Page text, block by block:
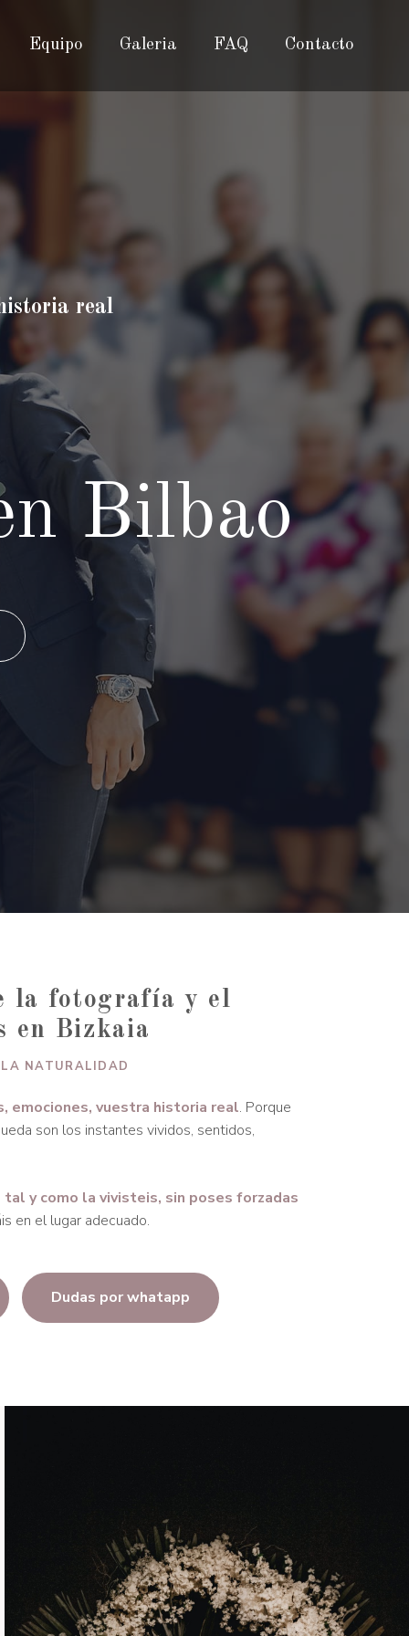
Equipo Galeria FAQ Contacto
real
Bilbao
la fotografía y el
en Bizkaia
NATURALIDAD
emociones, vuestra historia real. Porque
son los instantes vividos, sentidos,
tal y como la vivisteis, sin poses forzadas
en el lugar adecuado.
Dudas por whatapp